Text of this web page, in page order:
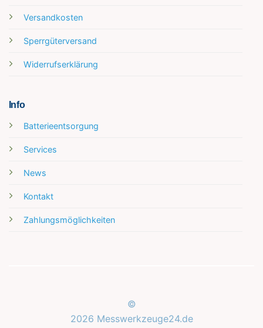
Versandkosten
Sperrgüterversand
Widerrufserklärung
Info
Batterieentsorgung
Services
News
Kontakt
Zahlungsmöglichkeiten
©
2026 Messwerkzeuge24.de